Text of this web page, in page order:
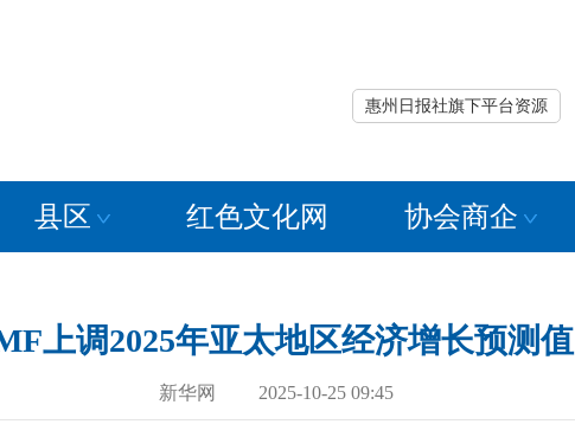
惠州日报社旗下平台资源
县区 红色文化网 协会商企
上调2025年亚太地区经济增长预测值
新华网 2025-10-25 09:45